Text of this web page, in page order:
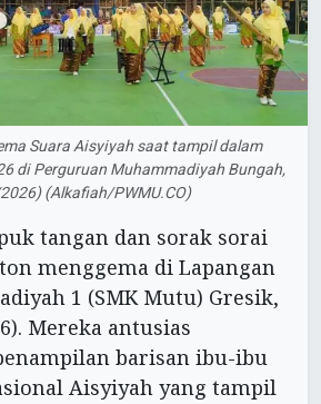
Suara Aisyiyah saat tampil dalam
di Perguruan Muhammadiyah Bungah,
(Alkafiah/PWMU.CO)
tangan dan sorak sorai
menggema di Lapangan
1 (SMK Mutu) Gresik,
Mereka antusias
barisan ibu-ibu
Aisyiyah yang tampil